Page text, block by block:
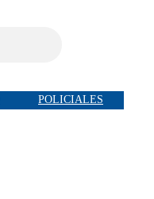
POLICIALES